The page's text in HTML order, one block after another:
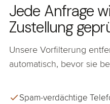
Jede Anfrage
Zustellung
Unsere Vorfilterung
automatisch, bevor sie
Spam-verdächtige